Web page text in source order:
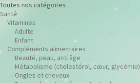
Toutes nos catégories
Santé
Vitamines
Adulte
Enfant
Compléments alimentaires
Beauté, peau, anti âge
Métabolisme (cholestérol, cœur, glycémie)
Ongles et cheveux